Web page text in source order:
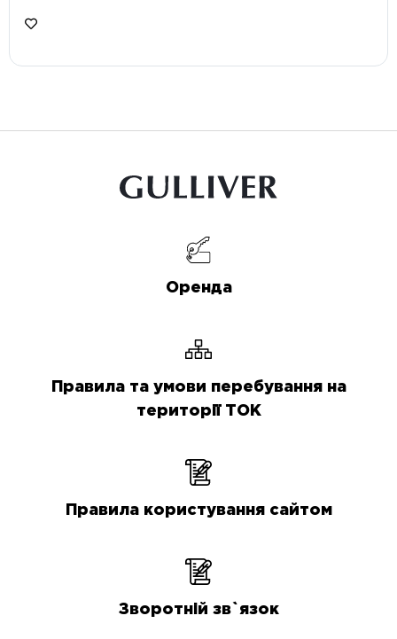
Оренда
Правила та умови перебування на
території ТОК
Правила користування сайтом
Зворотній зв`язок